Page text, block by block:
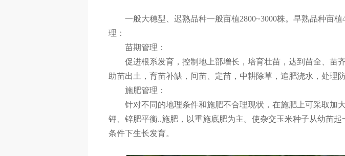
一般大穗型、迟熟品种一般亩植2800~3000株。早熟品种亩
理：
苗期管理：
促进根系发育，控制地上部增长，培育壮苗，达到苗全、苗
助苗出土，育苗补缺，间苗、定苗，中耕除草，追肥浇水，处理
施肥管理：
针对不同的地理条件和施肥不合理现状，在施肥上可采取加
钾、锌肥平衡..施肥，以重施底肥为主。使杂交玉米种子从幼苗
条件下生长发育。